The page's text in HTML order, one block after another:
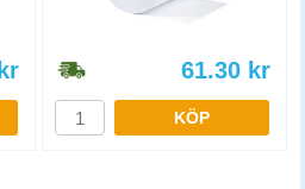
kr 61.30 kr
KÖP